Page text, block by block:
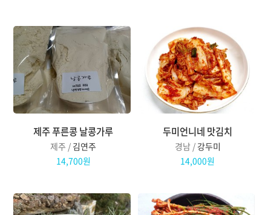
제주 푸른콩 날콩가루
제주 / 김연주
14,700원
두미언니네 맛김치
경남 / 강두미
14,000원